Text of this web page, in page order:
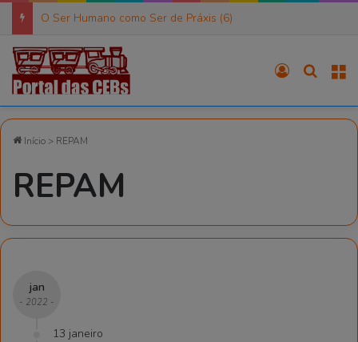
O Ser Humano como Ser de Práxis (6)
Entrar
Início > REPAM
REPAM
jan
- 2022 -
13 janeiro